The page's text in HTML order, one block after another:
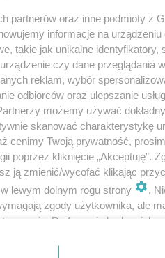
partnerów oraz inne podmioty z
informacje na urządzeniu
takie jak unikalne identyfikatory,
czy dane przeglądania
reklam, wybór
odbiorców oraz ulepszanie
możemy używać
skanować charakterystykę
cenimy Twoją prywatność,
poprzez kliknięcie „Akceptuję”.
ją zmienić/wycofać klikając
lewym dolnym rogu strony
.
zgody użytkownika, ale
Preferencje będą miały